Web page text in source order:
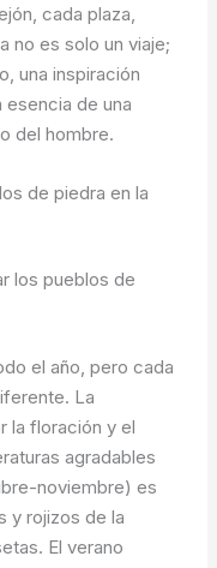
cada plaza,
no es solo un viaje;
una inspiración
esencia de una
del hombre.
de piedra en la
los pueblos de
el año, pero cada
La
la floración y el
agradables
noviembre) es
y rojizos de la
El verano